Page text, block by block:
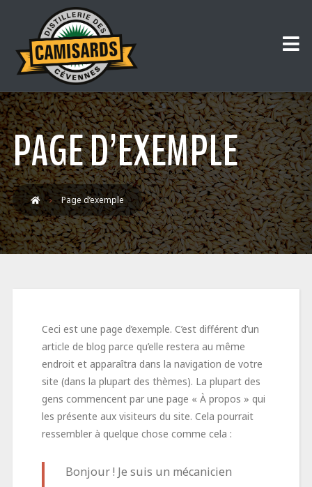
PAGE D’EXEMPLE
Page d’exemple
Ceci est une page d’exemple. C’est différent d’un
article de blog parce qu’elle restera au même
endroit et apparaîtra dans la navigation de votre
site (dans la plupart des thèmes). La plupart des
gens commencent par une page « À propos » qui
les présente aux visiteurs du site. Cela pourrait
ressembler à quelque chose comme cela :
Bonjour ! Je suis un mécanicien